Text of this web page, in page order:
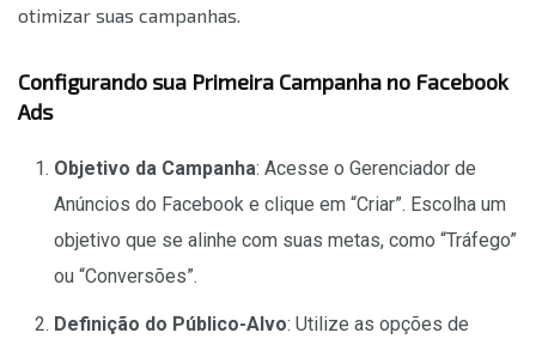
otimizar suas campanhas.
Configurando sua Primeira Campanha no Facebook
Ads
Objetivo da Campanha: Acesse o Gerenciador de
Anúncios do Facebook e clique em “Criar”. Escolha um
objetivo que se alinhe com suas metas, como “Tráfego”
ou “Conversões”.
Definição do Público-Alvo: Utilize as opções de